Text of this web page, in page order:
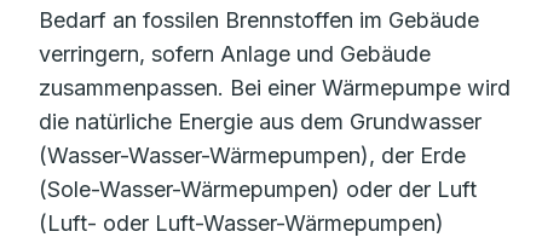
Bedarf an fossilen Brennstoffen im Gebäude
verringern, sofern Anlage und Gebäude
zusammenpassen. Bei einer Wärmepumpe wird
die natürliche Energie aus dem Grundwasser
(Wasser-Wasser-Wärmepumpen), der Erde
(Sole-Wasser-Wärmepumpen) oder der Luft
(Luft- oder Luft-Wasser-Wärmepumpen)